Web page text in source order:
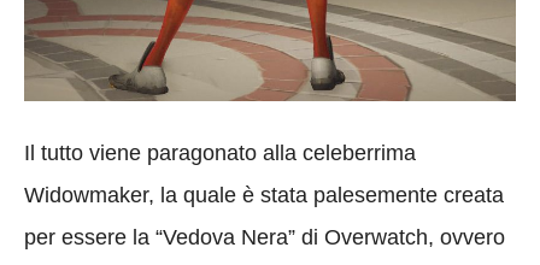
Il tutto viene paragonato alla celeberrima
Widowmaker, la quale è stata palesemente creata
per essere la “Vedova Nera” di Overwatch, ovvero